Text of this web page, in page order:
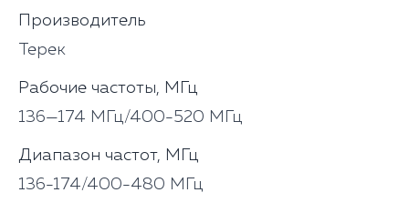
Производитель
Терек
Рабочие частоты, МГц
136—174 МГц/400-520 МГц
Диапазон частот, МГц
136-174/400-480 МГц